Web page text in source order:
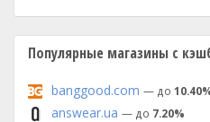
Популярные магазины с
banggood.com — до
answear.ua — до 7.20%